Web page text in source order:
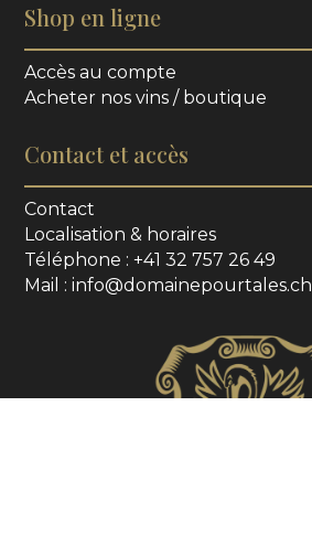
Shop en ligne
Accès au compte
Acheter nos vins / boutique
Contact et accès
Contact
Localisation & horaires
Téléphone : +41 32 757 26 49
Mail : info@domainepourtales.ch